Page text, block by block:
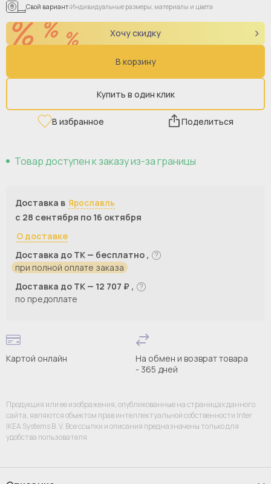
Свой вариант:Индивидуальные размеры, материалы и цвета
Хочу скидку
В корзину
Купить в один клик
В избранное Поделиться
Товар доступен к заказу из-за границы
Доставка в Ярославль
с 28 сентября по 16 октября
О доставке
Доставка до ТК — бесплатно ,
при полной оплате заказа
Доставка до ТК — 12 707 ₽ ,
по предоплате
Картой онлайн
На обмен и возврат товара
- 365 дней
Продукция или ее изображения, опубликованные на страницах данного
сайта, являются объектом прав интеллектуальной собственности Inter
IKEA Systems B. V. Все ссылки и описания предназначены только для
удобства пользователя.